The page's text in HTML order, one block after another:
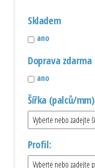
Skladem
ano
Doprava zdarma
ano
Šířka (palců/mm)
Profil: